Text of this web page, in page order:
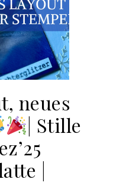
neues
​​| Stille
|